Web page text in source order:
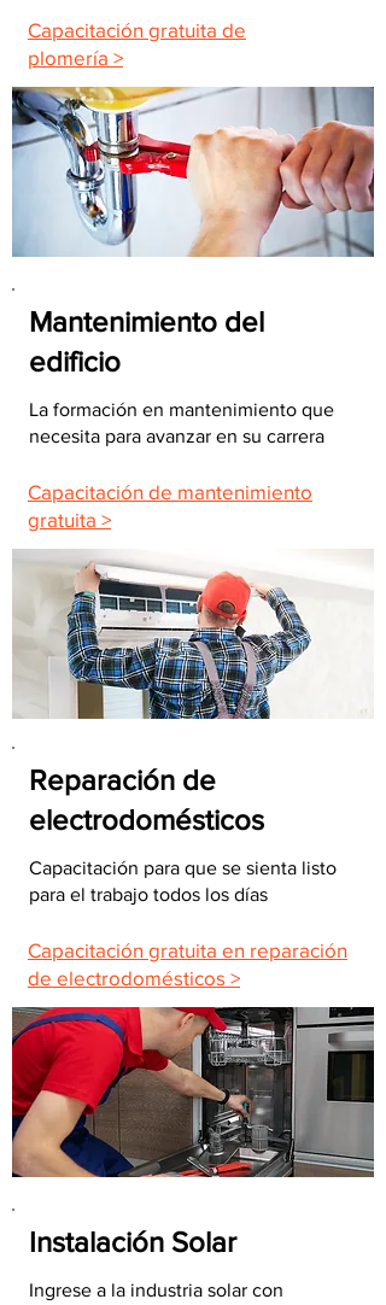
Capacitación gratuita de
plomería >
Mantenimiento del
edificio
La formación en mantenimiento que
necesita para avanzar en su carrera
Capacitación de mantenimiento
gratuita >
Reparación de
electrodomésticos
Capacitación para que se sienta listo
para el trabajo todos los días
Capacitación gratuita en reparación
de electrodomésticos >
Instalación Solar
Ingrese a la industria solar con